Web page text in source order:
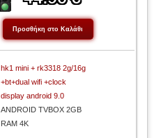
hk1 mini + rk3318 2g/16g
+bt+dual wifi +clock
display android 9.0
ANDROID TVBOX 2GB
RAM 4K